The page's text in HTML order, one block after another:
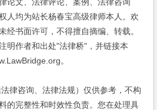
人均为站长杨春宝高级律师本人。欢
经书面许可，不得擅自摘编、转载。
明作者和出处"法律桥"，并链接本
。
咨询、法律法规）仅供参考，不构
的完整性和时效性负责。您在处理具